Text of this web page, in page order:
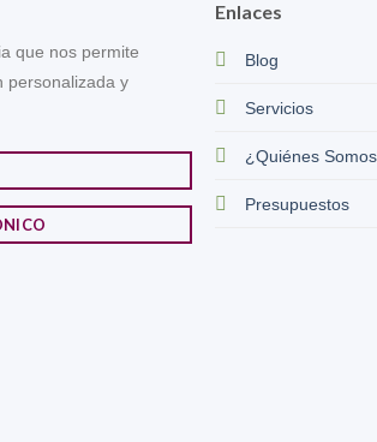
que nos permite
personalizada y
Enlaces
Blog
Servicios
¿Quiénes
Presupuestos